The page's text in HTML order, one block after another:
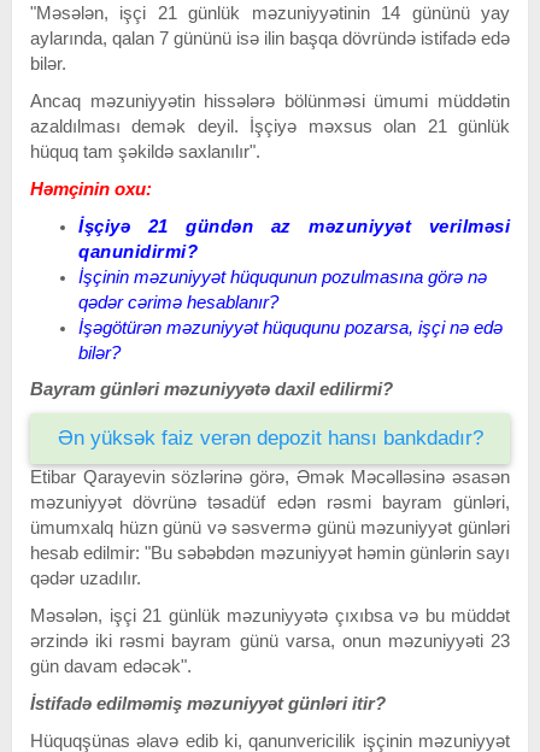
"Məsələn, işçi 21 günlük məzuniyyətinin 14 gününü yay
aylarında, qalan 7 gününü isə ilin başqa dövründə istifadə edə
bilər.
Ancaq məzuniyyətin hissələrə bölünməsi ümumi müddətin
azaldılması demək deyil. İşçiyə məxsus olan 21 günlük
hüquq tam şəkildə saxlanılır".
Həmçinin oxu:
İşçiyə 21 gündən az məzuniyyət verilməsi
qanunidirmi?
İşçinin məzuniyyət hüququnun pozulmasına görə nə
qədər cərimə hesablanır?
İşəgötürən məzuniyyət hüququnu pozarsa, işçi nə edə
bilər?
Bayram günləri məzuniyyətə daxil edilirmi?
Ən yüksək faiz verən depozit hansı bankdadır?
Etibar Qarayevin sözlərinə görə, Əmək Məcəlləsinə əsasən
məzuniyyət dövrünə təsadüf edən rəsmi bayram günləri,
ümumxalq hüzn günü və səsvermə günü məzuniyyət günləri
hesab edilmir: "Bu səbəbdən məzuniyyət həmin günlərin sayı
qədər uzadılır.
Məsələn, işçi 21 günlük məzuniyyətə çıxıbsa və bu müddət
ərzində iki rəsmi bayram günü varsa, onun məzuniyyəti 23
gün davam edəcək".
İstifadə edilməmiş məzuniyyət günləri itir?
Hüquqşünas əlavə edib ki, qanunvericilik işçinin məzuniyyət